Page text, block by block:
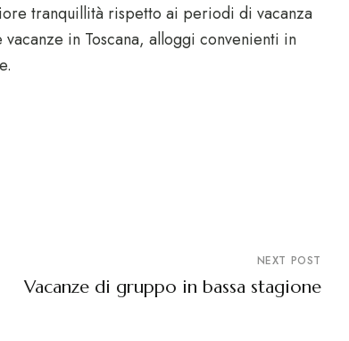
tranquillità rispetto ai periodi di vacanza
in Toscana, alloggi convenienti in
NEXT POST
Vacanze di gruppo in bassa stagione